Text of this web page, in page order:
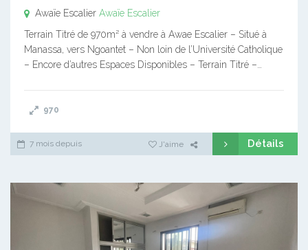
Awaïe Escalier Awaïe Escalier
Terrain Titré de 970m² à vendre à Awae Escalier – Situé à
Manassa, vers Ngoantet – Non loin de l’Université Catholique
– Encore d’autres Espaces Disponibles – Terrain Titré –…
970
7 mois depuis J'aime Détails